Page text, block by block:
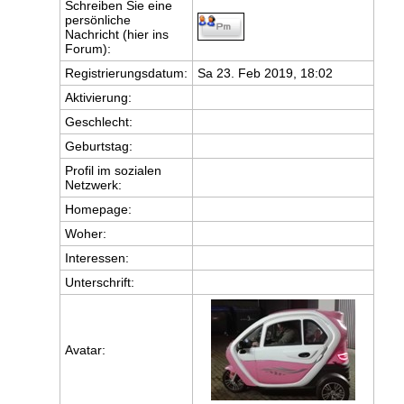
Schreiben Sie eine
persönliche
Nachricht (hier ins
Forum):
Registrierungsdatum:
Sa 23. Feb 2019, 18:02
Aktivierung:
Geschlecht:
Geburtstag:
Profil im sozialen
Netzwerk:
Homepage:
Woher:
Interessen:
Unterschrift:
Avatar: